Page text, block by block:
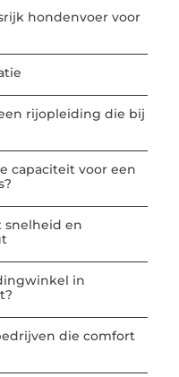
hondenvoer voor
rijopleiding die bij
capaciteit voor een
snelheid en
in
die comfort